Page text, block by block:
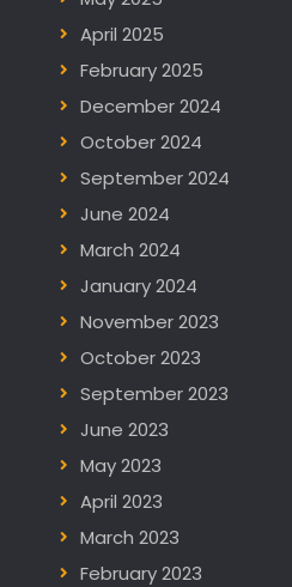
April 2025
February 2025
December 2024
October 2024
September 2024
June 2024
March 2024
January 2024
November 2023
October 2023
September 2023
June 2023
May 2023
April 2023
March 2023
February 2023